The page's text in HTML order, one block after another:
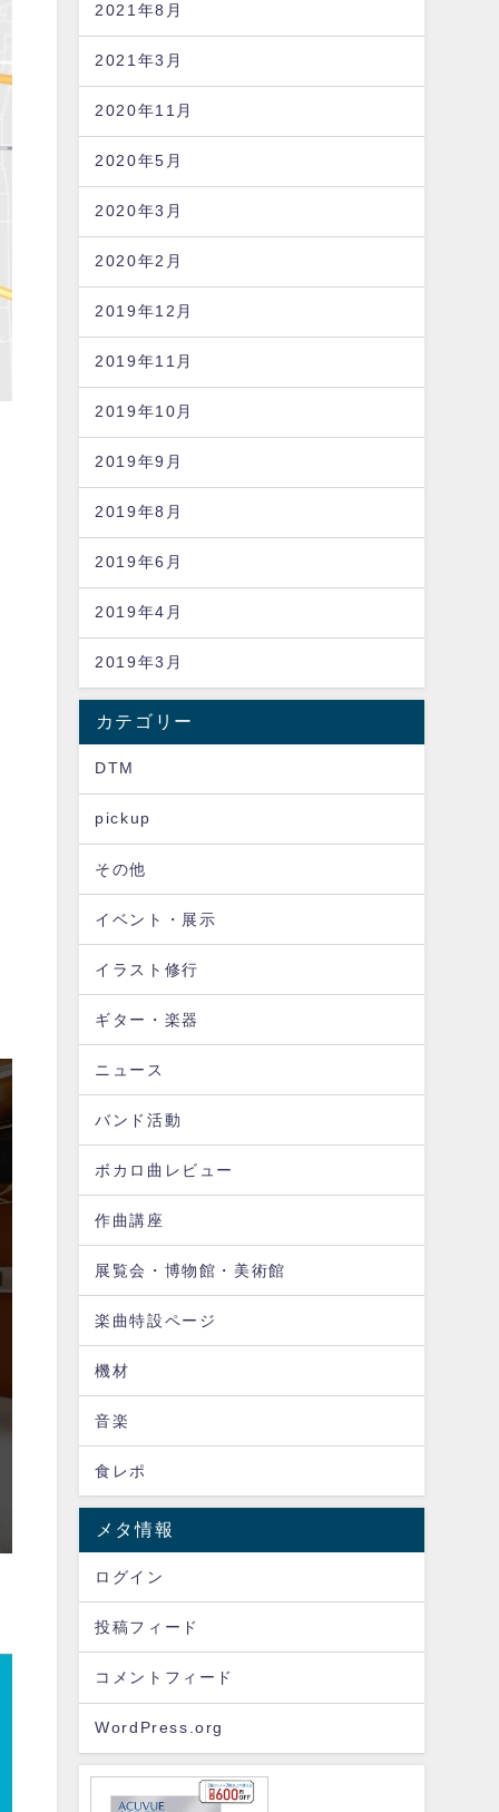
2021年8月
2021年3月
2020年11月
2020年5月
2020年3月
2020年2月
2019年12月
2019年11月
2019年10月
2019年9月
2019年8月
2019年6月
2019年4月
2019年3月
カテゴリー
DTM
pickup
その他
イベント・展示
イラスト修行
ギター・楽器
ニュース
バンド活動
ボカロ曲レビュー
作曲講座
展覧会・博物館・美術館
楽曲特設ページ
機材
音楽
食レポ
メタ情報
ログイン
投稿フィード
コメントフィード
WordPress.org